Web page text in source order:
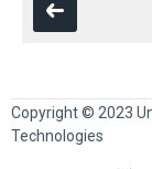
Copyright © 2023
Technologies